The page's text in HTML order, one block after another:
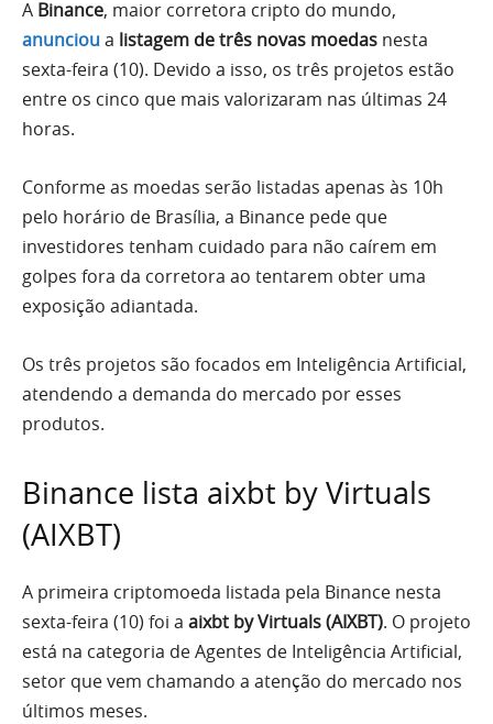
A Binance, maior corretora cripto do mundo,
anuncioua listagem de três novas moedas nesta
sexta-feira (10). Devido a isso, os três projetos estão
entre os cinco que mais valorizaram nas últimas 24
horas.
Conforme as moedas serão listadas apenas às 10h
pelo horário de Brasília, a Binance pede que
investidores tenham cuidado para não caírem em
golpes fora da corretora ao tentarem obter uma
exposição adiantada.
Os três projetos são focados em Inteligência Artificial,
atendendo a demanda do mercado por esses
produtos.
Binance lista aixbt by Virtuals
(AIXBT)
A primeira criptomoeda listada pela Binance nesta
sexta-feira (10) foi a aixbt by Virtuals (AIXBT). O projeto
está na categoria de Agentes de Inteligência Artificial,
setor que vem chamando a atenção do mercado nos
últimos meses.